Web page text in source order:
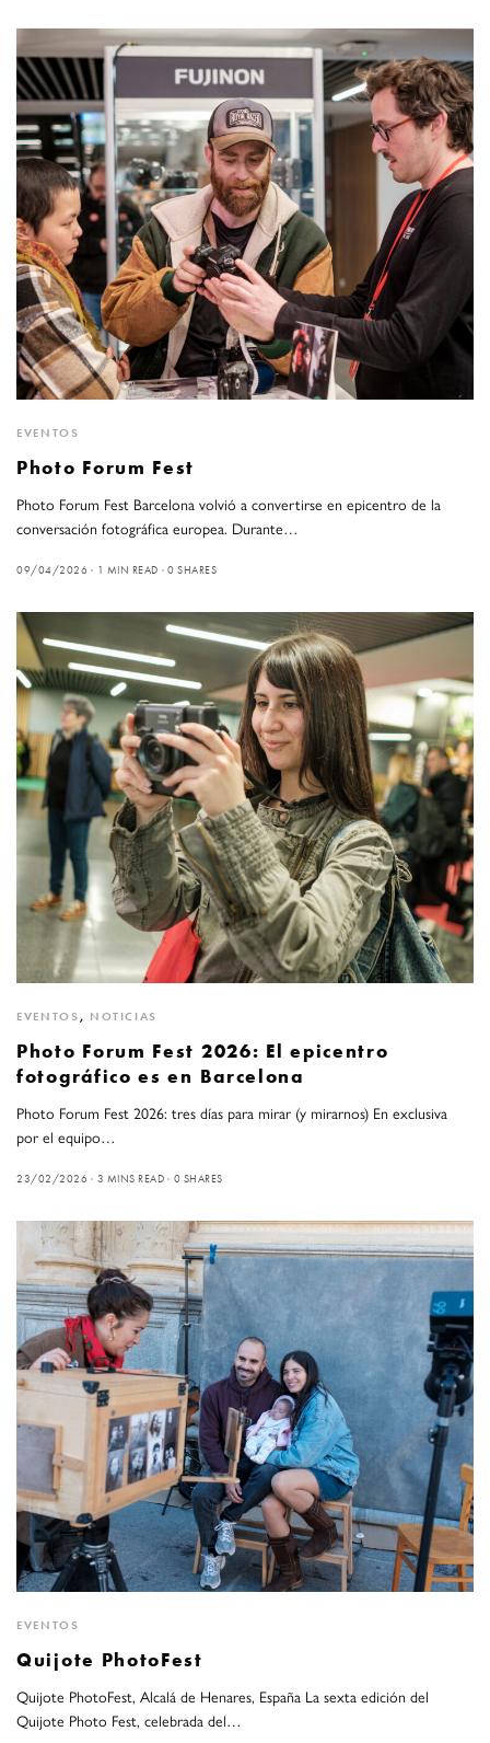
EVENTOS
Photo Forum Fest
Photo Forum Fest Barcelona volvió a convertirse en epicentro de la
conversación fotográfica europea. Durante…
09/04/2026 1 MIN READ 0 SHARES
EVENTOS , NOTICIAS
Photo Forum Fest 2026: El epicentro
fotográfico es en Barcelona
Photo Forum Fest 2026: tres días para mirar (y mirarnos) En exclusiva
por el equipo…
23/02/2026 3 MINS READ 0 SHARES
EVENTOS
Quijote PhotoFest
Quijote PhotoFest, Alcalá de Henares, España La sexta edición del
Quijote Photo Fest, celebrada del…